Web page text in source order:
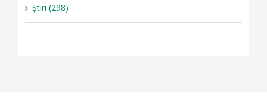
Știri (298)